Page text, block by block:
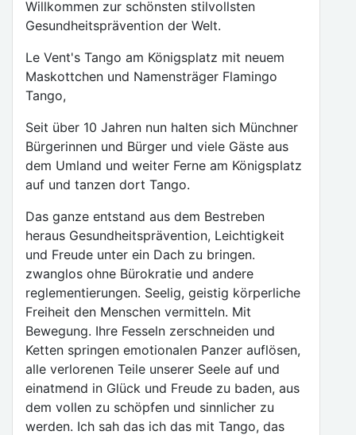
Willkommen zur schönsten stilvollsten
Gesundheitsprävention der Welt.
Le Vent's Tango am Königsplatz mit neuem
Maskottchen und Namensträger Flamingo
Tango,
Seit über 10 Jahren nun halten sich Münchner
Bürgerinnen und Bürger und viele Gäste aus
dem Umland und weiter Ferne am Königsplatz
auf und tanzen dort Tango.
Das ganze entstand aus dem Bestreben
heraus Gesundheitsprävention, Leichtigkeit
und Freude unter ein Dach zu bringen.
zwanglos ohne Bürokratie und andere
reglementierungen. Seelig, geistig körperliche
Freiheit den Menschen vermitteln. Mit
Bewegung. Ihre Fesseln zerschneiden und
Ketten springen emotionalen Panzer auflösen,
alle verlorenen Teile unserer Seele auf und
einatmend in Glück und Freude zu baden, aus
dem vollen zu schöpfen und sinnlicher zu
werden. Ich sah das ich das mit Tango, das